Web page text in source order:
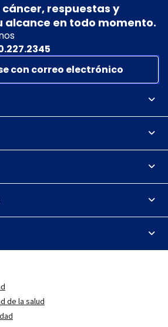
respuestas y
alcance en todo momento.
con correo electrónico
de la salud